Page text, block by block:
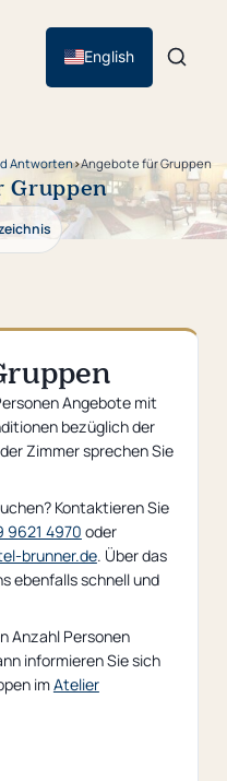
English
Antworten›Angebote für Gruppen
Gruppen
Angebote mit
bezüglich der
Zimmer sprechen Sie
Kontaktieren Sie
9621 4970 oder
brunner.de. Über das
ebenfalls schnell und
Anzahl Personen
informieren Sie sich
imAtelier